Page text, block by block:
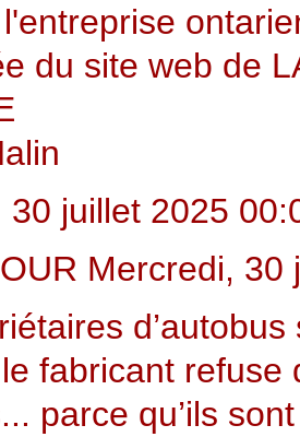
du site web de
30 juillet 2025
Mercredi, 30
fabricant refuse
parce qu’ils